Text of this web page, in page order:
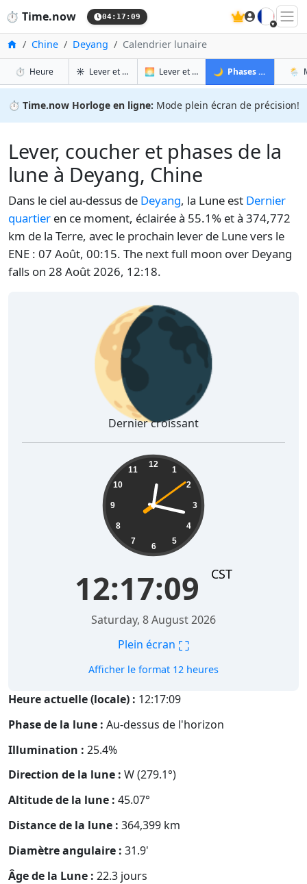
⏱️ Time.now 04:17:10 🇫🇷
Accueil
Chine Deyang Calendrier lunaire
⏱️ Heureà Deyang
☀️ Lever et coucher du soleil à Deyang
🌅 Lever et coucher du soleil demain à
🌙 Phases de la Lune 🌦️
⏱️ Time.now Horloge en ligne: Mode plein écran de précision!
Lever, coucher et phases de la
lune à Deyang, Chine
Dans le ciel au-dessus de Deyang, la Lune est Dernier
quartier en ce moment, éclairée à 55.1% et à 374,772
km de la Terre, avec le prochain lever de Lune vers le
ENE : 07 Août, 00:15. The next full moon over Deyang
falls on 28 Août 2026, 12:18.
🌘
Dernier croissant
12
1
2
3
4
5
6
7
8
9
10
11
12:17:10 CST
Saturday, 8 August 2026
Plein écran ⛶
Afficher le format 12 heures
Heure actuelle (locale) : 12:17:10
Phase de la lune : Au-dessus de l'horizon
Illumination : 25.4%
Direction de la lune : W (279.1°)
Altitude de la lune : 45.07°
Distance de la lune : 364,399 km
Diamètre angulaire : 31.9'
Âge de la Lune : 22.3 jours